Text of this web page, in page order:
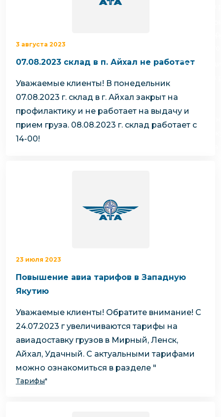
3 августа 2023
07.08.2023 склад в п. Айхал не работает
Уважаемые клиенты! В понедельник
07.08.2023 г. склад в г. Айхал закрыт на
профилактику и не работает на выдачу и
прием груза. 08.08.2023 г. склад работает с
14-00!
23 июля 2023
Повышение авиа тарифов в Западную
Якутию
Уважаемые клиенты! Обратите внимание! С
24.07.2023 г увеличиваются тарифы на
авиадоставку грузов в Мирный, Ленск,
Айхал, Удачный. С актуальными тарифами
можно ознакомиться в разделе "
Тарифы"